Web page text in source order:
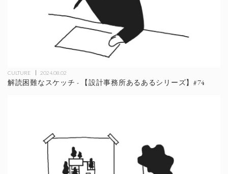
CULTURE 2024.08.02
解読困難なスケッチ - 【設計事務所あるあるシリーズ】#74